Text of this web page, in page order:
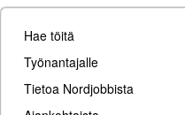
Hae töitä
Työnantajalle
Tietoa Nordjobbista